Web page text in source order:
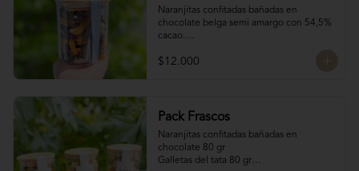
Naranjitas confitadas bañadas en
chocolate belga semi amargo con 54,5%
cacao.
$12.000
Pack Frascos
Naranjitas confitadas bañadas en
chocolate 80 gr
Galletas del tata 80 gr